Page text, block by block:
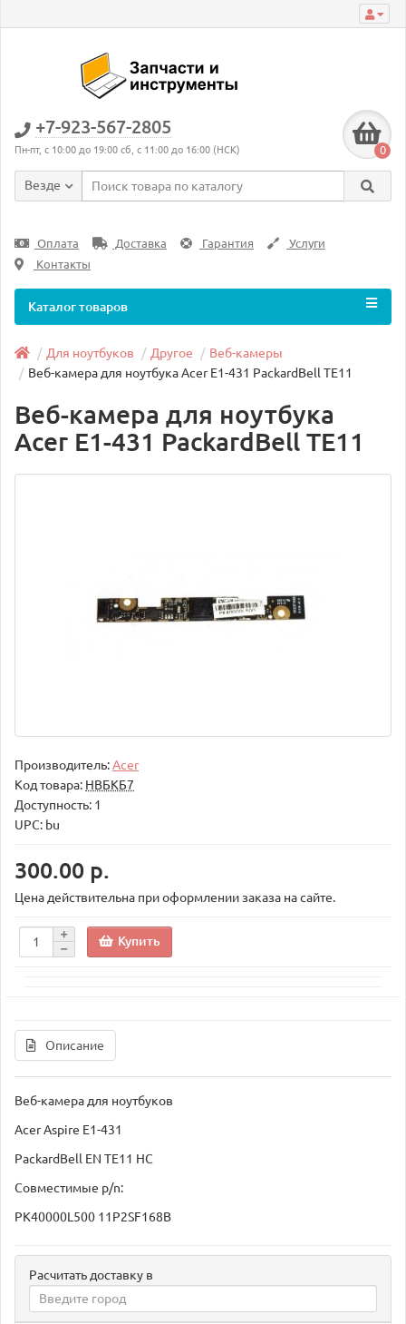
+7-923-567-2805
Пн-пт, с 10:00 до 19:00 сб, с 11:00 до 16:00 (НСК) 0
Везде
Оплата Доставка Гарантия
Услуги
Контакты
Каталог товаров
Для ноутбуков Другое
Веб-камеры
Веб-камера для ноутбука Acer E1-431 PackardBell TE11
Веб-камера для ноутбука
Acer E1-431 PackardBell TE11
Производитель:Acer
Код товара: НВБКБ7
Доступность: 1
UPC: bu
300.00 р.
Цена действительна при оформлении заказа на сайте.
Купить
Описание
Веб-камера для ноутбуков
Acer Aspire E1-431
PackardBell EN TE11 HC
Совместимые p/n:
PK40000L500 11P2SF168B
Расчитать доставку в